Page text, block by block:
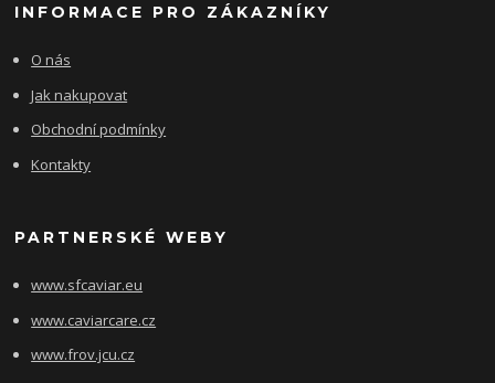
INFORMACE PRO ZÁKAZNÍKY
O nás
Jak nakupovat
Obchodní podmínky
Kontakty
PARTNERSKÉ WEBY
www.sfcaviar.eu
www.caviarcare.cz
www.frov.jcu.cz